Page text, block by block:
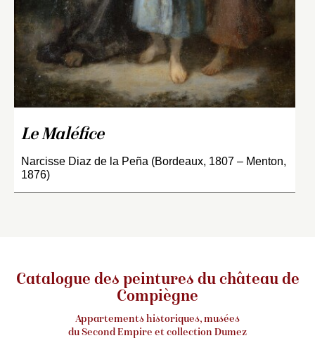
Le Maléfice
Narcisse Diaz de la Peña (Bordeaux, 1807 – Menton,
1876)
Catalogue des peintures du château de
Compiègne
Appartements historiques, musées
du Second Empire et collection Dumez